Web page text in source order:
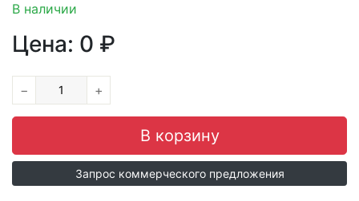
В наличии
Цена: 0 ₽
− +
Запрос коммерческого предложения